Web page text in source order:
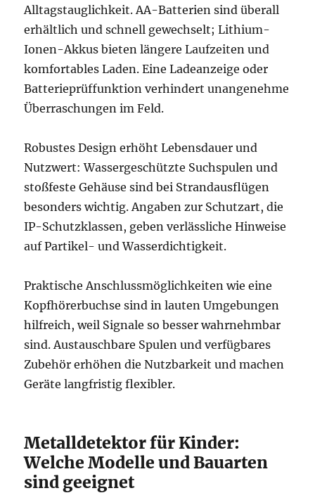
Alltagstauglichkeit. AA-Batterien sind überall
erhältlich und schnell gewechselt; Lithium-
Ionen-Akkus bieten längere Laufzeiten und
komfortables Laden. Eine Ladeanzeige oder
Batterieprüffunktion verhindert unangenehme
Überraschungen im Feld.
Robustes Design erhöht Lebensdauer und
Nutzwert: Wassergeschützte Suchspulen und
stoßfeste Gehäuse sind bei Strandausflügen
besonders wichtig. Angaben zur Schutzart, die
IP-Schutzklassen, geben verlässliche Hinweise
auf Partikel- und Wasserdichtigkeit.
Praktische Anschlussmöglichkeiten wie eine
Kopfhörerbuchse sind in lauten Umgebungen
hilfreich, weil Signale so besser wahrnehmbar
sind. Austauschbare Spulen und verfügbares
Zubehör erhöhen die Nutzbarkeit und machen
Geräte langfristig flexibler.
Metalldetektor für Kinder:
Welche Modelle und Bauarten
sind geeignet